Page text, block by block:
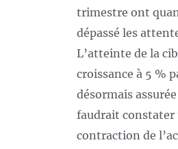
trimestre ont
dépassé les
L’atteinte de la
croissance à 5 %
désormais
faudrait constater
contraction de